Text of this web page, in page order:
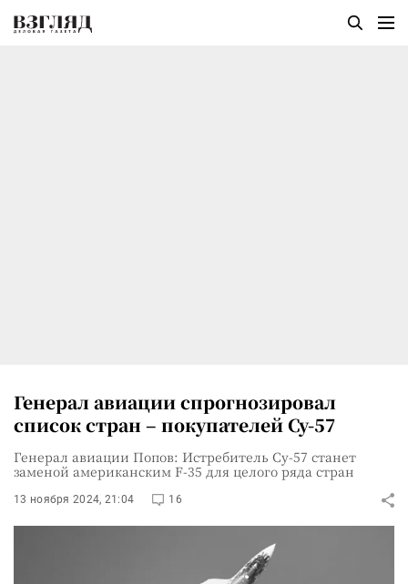
Генерал авиации спрогнозировал
список стран – покупателей Су-57
Генерал авиации Попов: Истребитель Су-57 станет
заменой американским F-35 для целого ряда стран
13 ноября 2024, 21:04 16